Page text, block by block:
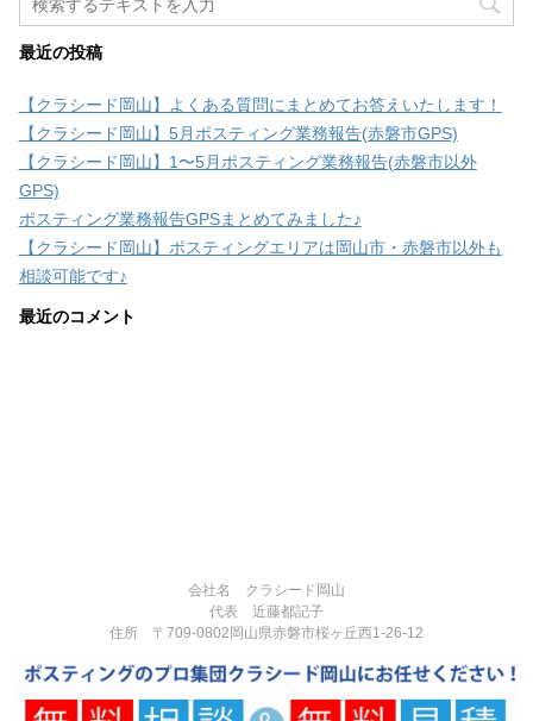
最近の投稿
【クラシード岡山】よくある質問にまとめてお答えいたします！
【クラシード岡山】5月ポスティング業務報告(赤磐市GPS)
【クラシード岡山】1〜5月ポスティング業務報告(赤磐市以外
GPS)
ポスティング業務報告GPSまとめてみました♪
【クラシード岡山】ポスティングエリアは岡山市・赤磐市以外も
相談可能です♪
最近のコメント
会社名 クラシード岡山
代表 近藤都記子
住所 〒709-0802岡山県赤磐市桜ヶ丘西1-26-12
営業時間:8:00-17:00
定休日:不定休